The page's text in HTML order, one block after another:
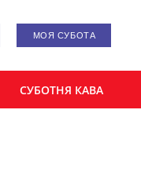
МОЯ СУБОТА
СУБОТНЯ КАВА